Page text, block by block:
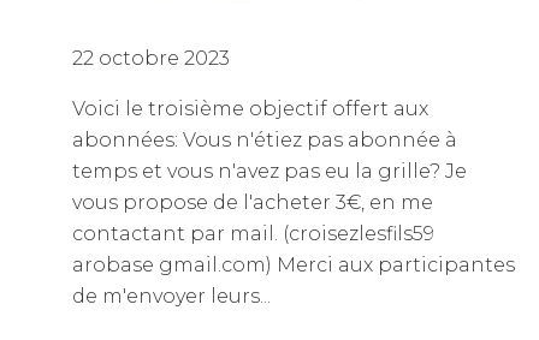
22 octobre 2023
Voici le troisième objectif offert aux
abonnées: Vous n'étiez pas abonnée à
temps et vous n'avez pas eu la grille? Je
vous propose de l'acheter 3€, en me
contactant par mail. (croisezlesfils59
arobase gmail.com) Merci aux participantes
de m'envoyer leurs...